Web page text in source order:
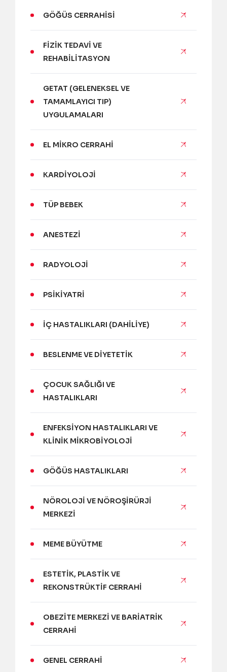
GÖĞÜS CERRAHISI
FIZIK TEDAVI VE
REHABILITASYON
GETAT (GELENEKSEL VE
TAMAMLAYICI TIP)
UYGULAMALARI
EL MIKRO CERRAHI
KARDIYOLOJI
TÜP BEBEK
ANESTEZI
RADYOLOJI
PSIKIYATRI
İÇ HASTALIKLARI (DAHILIYE)
BESLENME VE DIYETETIK
ÇOCUK SAĞLIĞI VE
HASTALIKLARI
ENFEKSIYON HASTALIKLARI VE
KLINIK MIKROBIYOLOJI
GÖĞÜS HASTALIKLARI
NÖROLOJI VE NÖROŞIRÜRJI
MERKEZI
MEME BÜYÜTME
ESTETIK, PLASTIK VE
REKONSTRÜKTIF CERRAHI
OBEZITE MERKEZI VE BARIATRIK
CERRAHI
GENEL CERRAHI